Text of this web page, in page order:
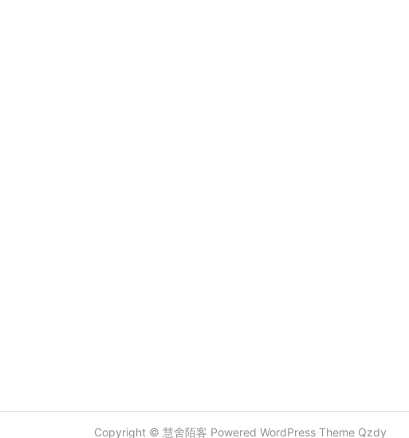
Copyright © 慧舍陌客 Powered WordPressTheme Qzdy